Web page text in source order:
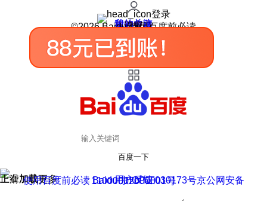
登录
我的关注
我的收藏
皮肤中心
用户反馈
设置
©2026 Baidu 使用百度前必读
百度一下
正在加载
上滑加载更多 用户反馈
使用百度前必读 Baidu 京ICP证030173号
京公网安备11000002000001号